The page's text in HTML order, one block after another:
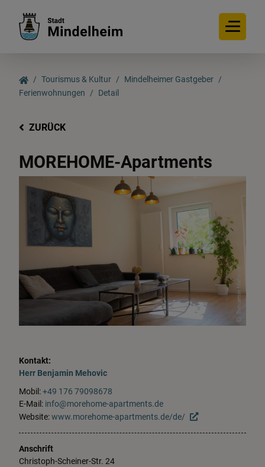
Tourismus & Kultur
Mindelheimer Gastgeber
Ferienwohnungen
Detail
ZURÜCK
MOREHOME-Apartments
Benjamin Mehovic
Kontakt:
Herr Benjamin Mehovic
Mobil:+49 176 79098678
E-Mail: info@morehome-apartments.de
Website:www.morehome-apartments.de/de/
Anschrift
Christoph-Scheiner-Str. 24